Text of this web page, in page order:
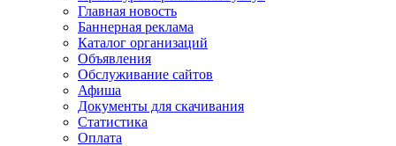
Главная новость
Баннерная реклама
Каталог организаций
Объявления
Обслуживание сайтов
Афиша
Документы для скачивания
Статистика
Оплата